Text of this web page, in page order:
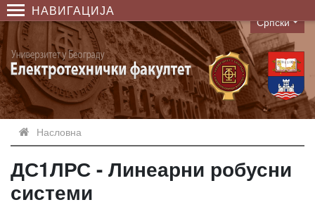
НАВИГАЦИЈА
Language
Српски
Насловна
ДС1ЛРС - Линеарни робусни
системи